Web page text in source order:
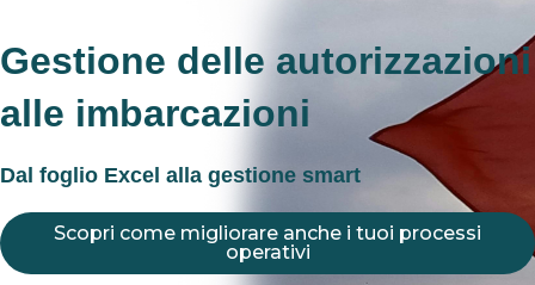
Gestione delle autorizzazioni
alle imbarcazioni
Dal foglio Excel alla gestione smart
Scopri come migliorare anche i tuoi processi
operativi